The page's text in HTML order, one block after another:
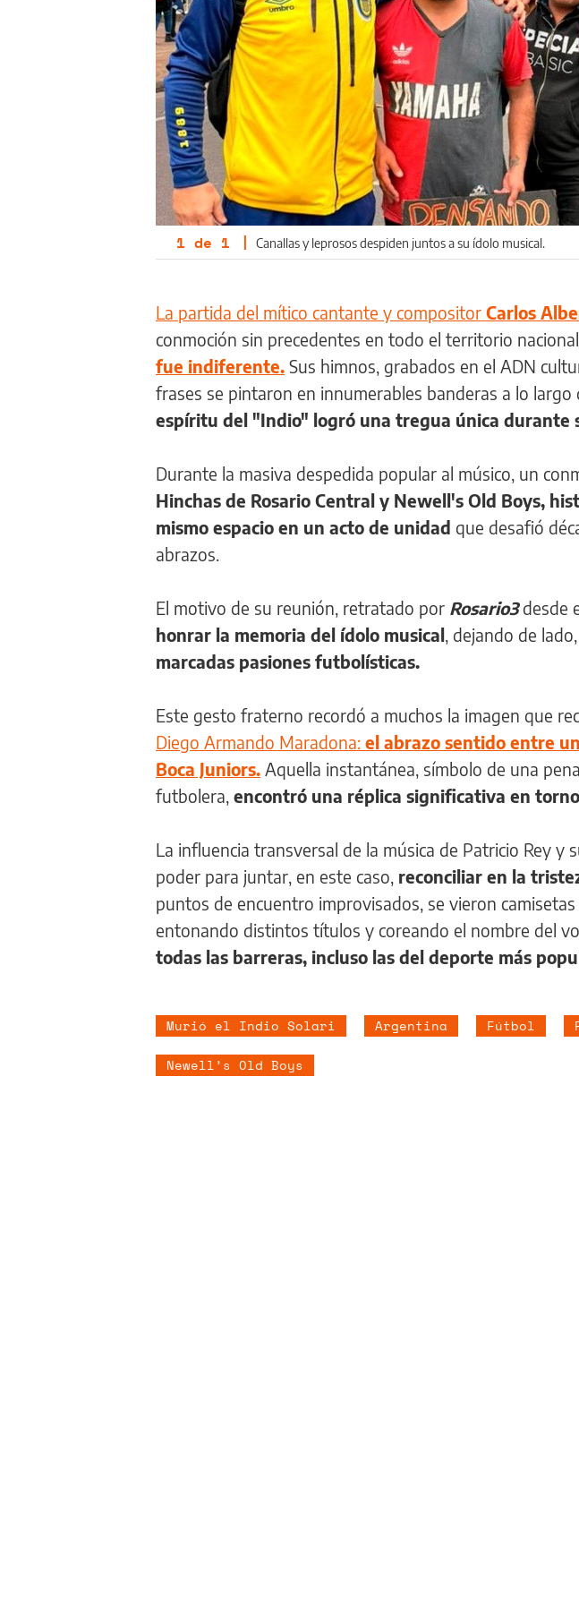
1 de 1 | Canallas y leprosos despiden juntos a su ídolo musical.
La partida del mítico cantante y compositor Carlos
conmoción sin precedentes en todo el territorio
fue indiferente. Sus himnos, grabados en el ADN
frases se pintaron en innumerables banderas a lo
espíritu del "Indio" logró una tregua única durante
Durante la masiva despedida popular al músico, un
Hinchas de Rosario Central y Newell's Old Boys,
mismo espacio en un acto de unidad que desafió
abrazos.
El motivo de su reunión, retratado por Rosario3desde
honrar la memoria del ídolo musical, dejando de
marcadas pasiones futbolísticas.
Este gesto fraterno recordó a muchos la imagen que
Diego Armando Maradona: el abrazo sentido entre
Boca Juniors. Aquella instantánea, símbolo de una
futbolera, encontró una réplica significativa en
La influencia transversal de la música de Patricio Rey y
poder para juntar, en este caso, reconciliar en la
puntos de encuentro improvisados, se vieron camisetas
entonando distintos títulos y coreando el nombre del
todas las barreras, incluso las del deporte más
Murió el Indio Solari Argentina Fútbol
Newell’s Old Boys